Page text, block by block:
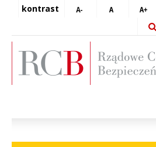
kontrast